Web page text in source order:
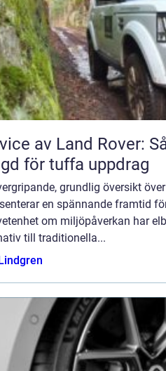
av Land Rover:
för tuffa uppdrag
grundlig översikt
en spännande framtid
om miljöpåverkan har
till traditionella...